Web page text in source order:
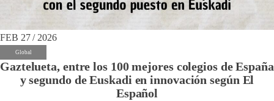
FEB 27 / 2026
Global
Gaztelueta, entre los 100 mejores colegios de España
y segundo de Euskadi en innovación según El
Español